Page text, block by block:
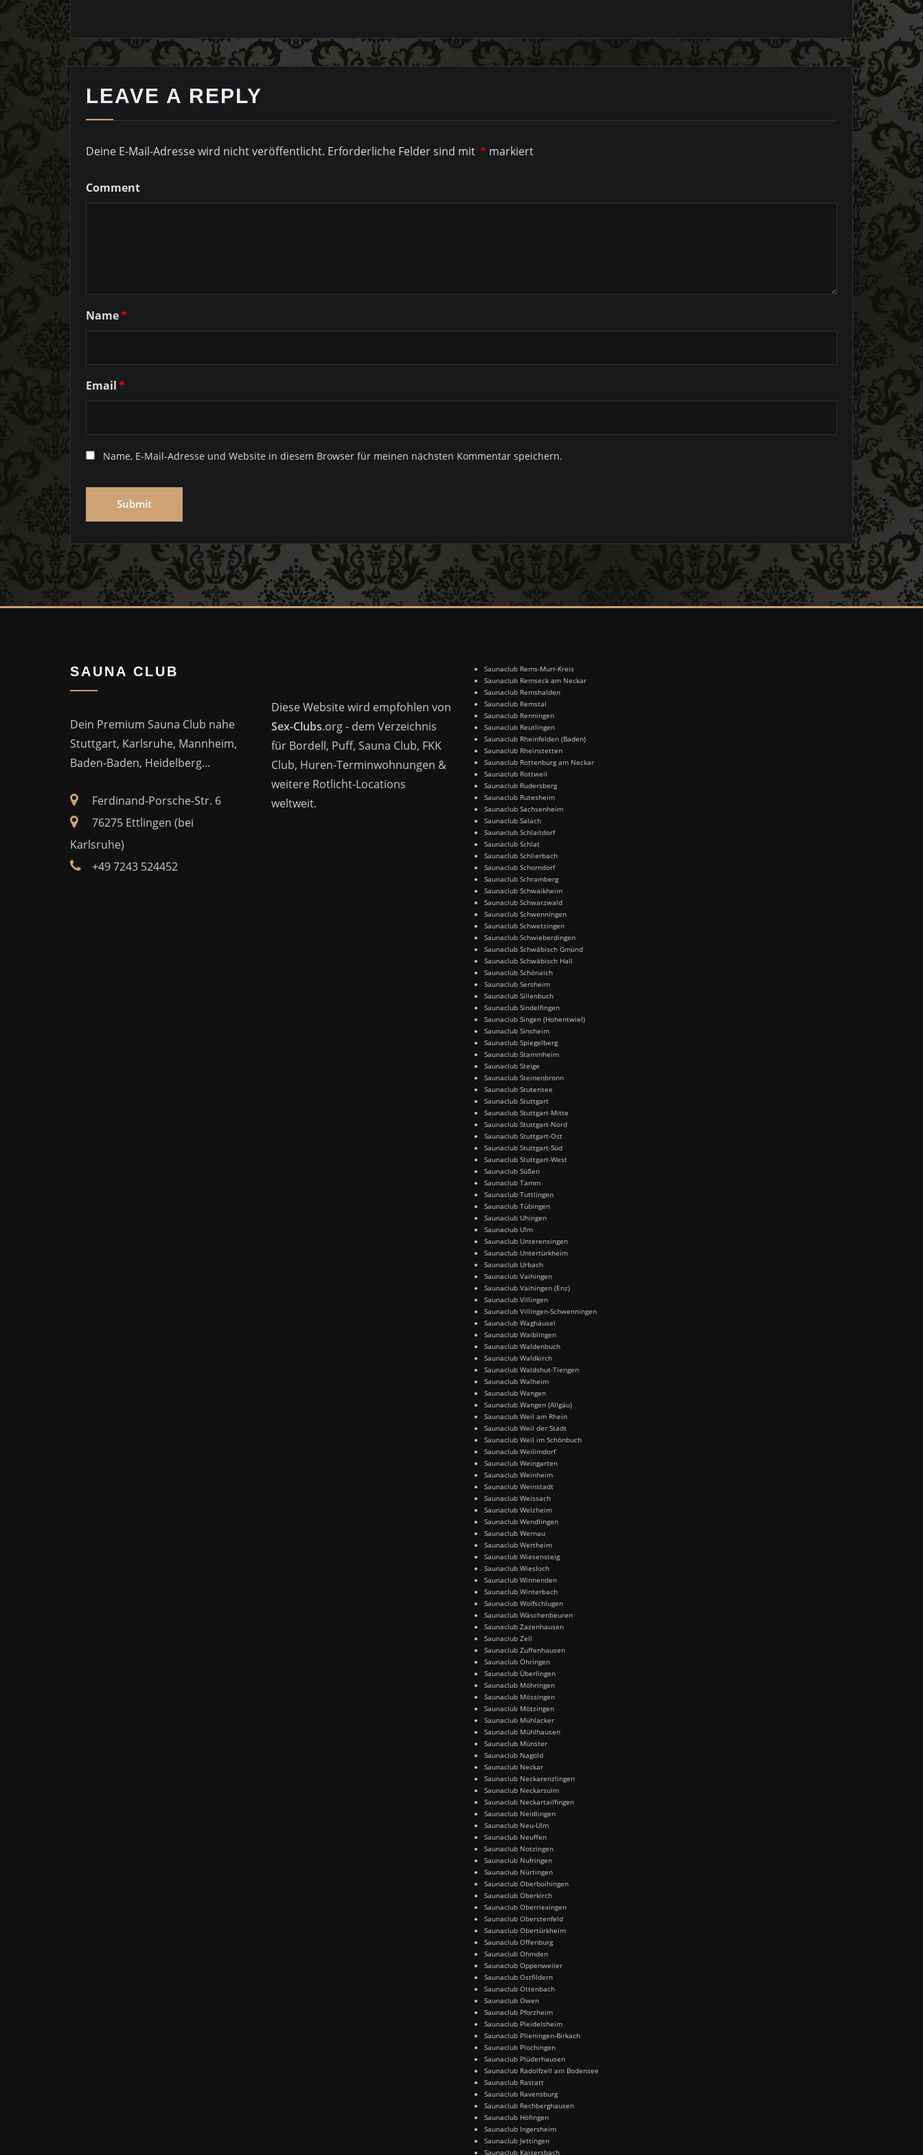
LEAVE A REPLY
Deine E-Mail-Adresse wird nicht veröffentlicht. Erforderliche Felder sind mit * markiert
Comment
Name*
Email*
Name, E-Mail-Adresse und Website in diesem Browser für meinen nächsten Kommentar speichern.
SAUNA CLUB
Dein Premium Sauna Club nahe
Stuttgart, Karlsruhe, Mannheim,
Baden-Baden, Heidelberg...
Ferdinand-Porsche-Str. 6
76275 Ettlingen (bei
Karlsruhe)
+49 7243 524452
Diese Website wird empfohlen von
Sex-Clubs.org - dem Verzeichnis
für Bordell, Puff, Sauna Club, FKK
Club, Huren-Terminwohnungen &
weitere Rotlicht-Locations
weltweit.
Saunaclub Rems-Murr-Kreis
Saunaclub Remseck am Neckar
Saunaclub Remshalden
Saunaclub Remstal
Saunaclub Renningen
Saunaclub Reutlingen
Saunaclub Rheinfelden (Baden)
Saunaclub Rheinstetten
Saunaclub Rottenburg am Neckar
Saunaclub Rottweil
Saunaclub Rudersberg
Saunaclub Rutesheim
Saunaclub Sachsenheim
Saunaclub Salach
Saunaclub Schlaitdorf
Saunaclub Schlat
Saunaclub Schlierbach
Saunaclub Schorndorf
Saunaclub Schramberg
Saunaclub Schwaikheim
Saunaclub Schwarzwald
Saunaclub Schwenningen
Saunaclub Schwetzingen
Saunaclub Schwieberdingen
Saunaclub Schwäbisch Gmünd
Saunaclub Schwäbisch Hall
Saunaclub Schönaich
Saunaclub Sersheim
Saunaclub Sillenbuch
Saunaclub Sindelfingen
Saunaclub Singen (Hohentwiel)
Saunaclub Sinsheim
Saunaclub Spiegelberg
Saunaclub Stammheim
Saunaclub Steige
Saunaclub Steinenbronn
Saunaclub Stutensee
Saunaclub Stuttgart
Saunaclub Stuttgart-Mitte
Saunaclub Stuttgart-Nord
Saunaclub Stuttgart-Ost
Saunaclub Stuttgart-Süd
Saunaclub Stuttgart-West
Saunaclub Süßen
Saunaclub Tamm
Saunaclub Tuttlingen
Saunaclub Tübingen
Saunaclub Uhingen
Saunaclub Ulm
Saunaclub Unterensingen
Saunaclub Untertürkheim
Saunaclub Urbach
Saunaclub Vaihingen
Saunaclub Vaihingen (Enz)
Saunaclub Villingen
Saunaclub Villingen-Schwenningen
Saunaclub Waghäusel
Saunaclub Waiblingen
Saunaclub Waldenbuch
Saunaclub Waldkirch
Saunaclub Waldshut-Tiengen
Saunaclub Walheim
Saunaclub Wangen
Saunaclub Wangen (Allgäu)
Saunaclub Weil am Rhein
Saunaclub Weil der Stadt
Saunaclub Weil im Schönbuch
Saunaclub Weilimdorf
Saunaclub Weingarten
Saunaclub Weinheim
Saunaclub Weinstadt
Saunaclub Weissach
Saunaclub Welzheim
Saunaclub Wendlingen
Saunaclub Wernau
Saunaclub Wertheim
Saunaclub Wiesensteig
Saunaclub Wiesloch
Saunaclub Winnenden
Saunaclub Winterbach
Saunaclub Wolfschlugen
Saunaclub Wäschenbeuren
Saunaclub Zazenhausen
Saunaclub Zell
Saunaclub Zuffenhausen
Saunaclub Öhringen
Saunaclub Überlingen
Saunaclub Möhringen
Saunaclub Mössingen
Saunaclub Mötzingen
Saunaclub Mühlacker
Saunaclub Mühlhausen
Saunaclub Münster
Saunaclub Nagold
Saunaclub Neckar
Saunaclub Neckarenzlingen
Saunaclub Neckarsulm
Saunaclub Neckartailfingen
Saunaclub Neidlingen
Saunaclub Neu-Ulm
Saunaclub Neuffen
Saunaclub Notzingen
Saunaclub Nufringen
Saunaclub Nürtingen
Saunaclub Oberboihingen
Saunaclub Oberkirch
Saunaclub Oberriexingen
Saunaclub Oberstenfeld
Saunaclub Obertürkheim
Saunaclub Offenburg
Saunaclub Ohmden
Saunaclub Oppenweiler
Saunaclub Ostfildern
Saunaclub Ottenbach
Saunaclub Owen
Saunaclub Pforzheim
Saunaclub Pleidelsheim
Saunaclub Plieningen-Birkach
Saunaclub Plochingen
Saunaclub Plüderhausen
Saunaclub Radolfzell am Bodensee
Saunaclub Rastatt
Saunaclub Ravensburg
Saunaclub Rechberghausen
Saunaclub Höfingen
Saunaclub Ingersheim
Saunaclub Jettingen
Saunaclub Kaisersbach